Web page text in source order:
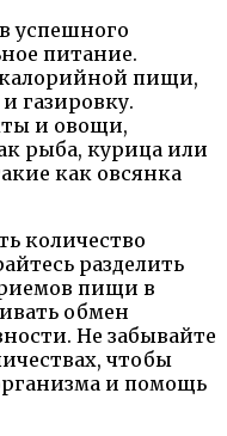
успешного
питание.
пищи,
газировку.
и овощи,
рыба, курица или
как овсянка
количество
разделить
пищи в
обмен
Не забывайте
чтобы
и помощь